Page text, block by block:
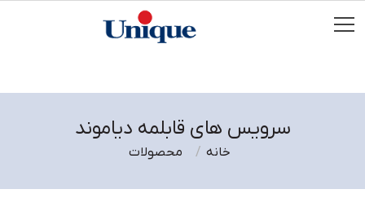
سرویس های قابلمه دیاموند
محصولات خانه